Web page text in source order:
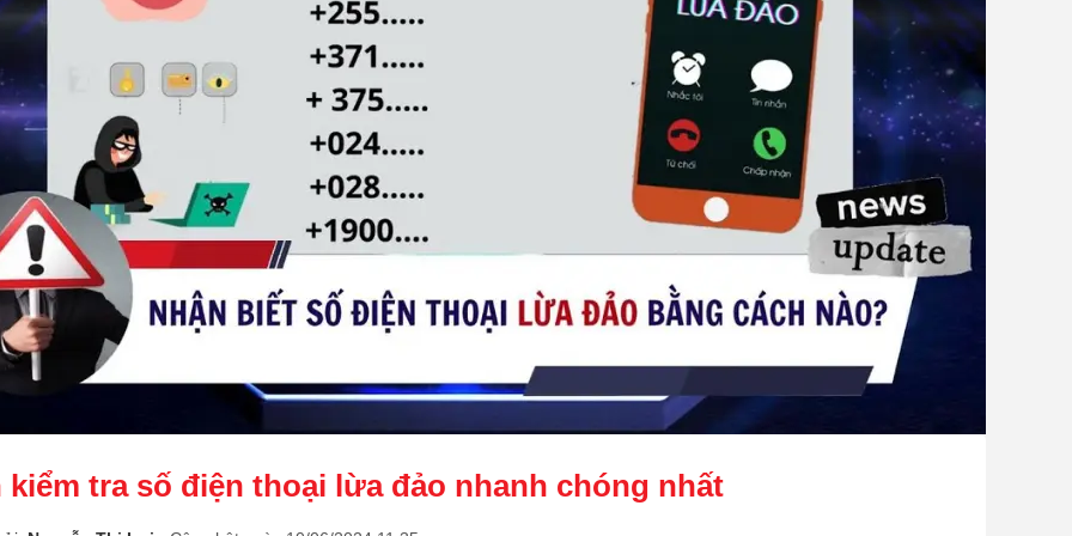
kiểm tra số điện thoại lừa đảo nhanh chóng nhất